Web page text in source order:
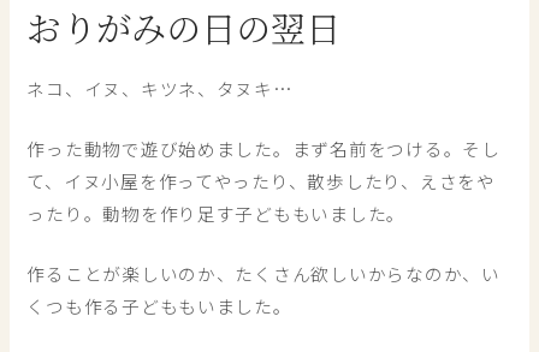
おりがみの日の翌日
ネコ、イヌ、キツネ、タヌキ…
作った動物で遊び始めました。まず名前をつける。そし
て、イヌ小屋を作ってやったり、散歩したり、えさをや
ったり。動物を作り足す子どももいました。
作ることが楽しいのか、たくさん欲しいからなのか、い
くつも作る子どももいました。